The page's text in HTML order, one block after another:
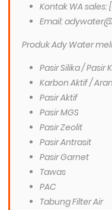
Kontak WA sales:
Email:
Produk Ady Water
Pasir Silika / Pasir
Karbon Aktif /
Pasir Aktif
Pasir MGS
Pasir Zeolit
Pasir Antrasit
Pasir Garnet
Tawas
PAC
Tabung Filter Air